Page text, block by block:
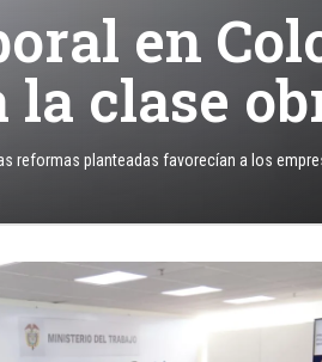
en
clase
reformas planteadas favorecían a los